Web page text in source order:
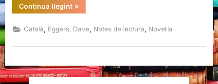
Continua llegint“Un
holograma
al
rei,
Eggers”
»
Català Eggers, Dave Notes de lectura Novel·la